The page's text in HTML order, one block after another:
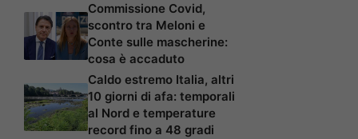
Commissione Covid,
scontro tra Meloni e
Conte sulle mascherine:
cosa è accaduto
Caldo estremo Italia, altri
10 giorni di afa: temporali
al Nord e temperature
record fino a 48 gradi